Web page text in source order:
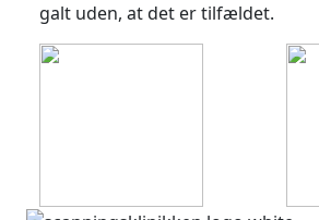
galt uden, at det er tilfældet.